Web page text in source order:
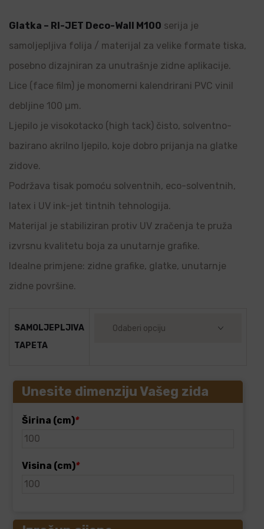
Glatka – RI-JET Deco-Wall M100 serija je
samoljepljiva folija / materijal za velike formate tiska,
posebno dizajniran za unutrašnje zidne aplikacije.
Lice (face film) je monomerni kalendrirani PVC vinil
debljine 100 µm.
Ljepilo je visokotacko (high tack) čisto, solventno-
bazirano akrilno ljepilo, koje dobro prijanja na glatke
zidove.
Podržava tisak pomoću solventnih, eco-solventnih,
latex i UV ink-jet tintnih tehnologija.
Materijal je stabiliziran protiv UV zračenja te pruža
izvrsnu kvalitetu boja za unutarnje grafike.
Idealne primjene: zidne grafike, glatke, unutarnje
zidne površine.
SAMOLJEPLJIVA
TAPETA
Unesite dimenziju Vašeg zida
Širina (cm)*
Visina (cm)*